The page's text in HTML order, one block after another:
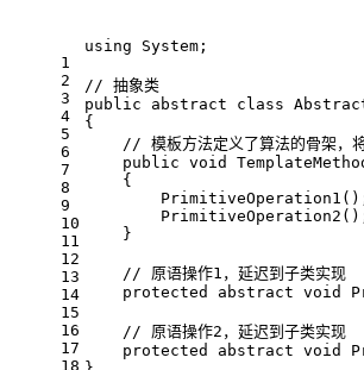
1
2
3
4
5
6
7
8
9
10
11
12
13
14
15
16
17
18
using System;
// 抽象类
public
abstract class
{
// 模板方法定义了算法的骨架，
public void
    {
    }
// 原语操作1，延迟到子类实现
protected
abstract void
// 原语操作2，延迟到子类实现
protected
abstract void